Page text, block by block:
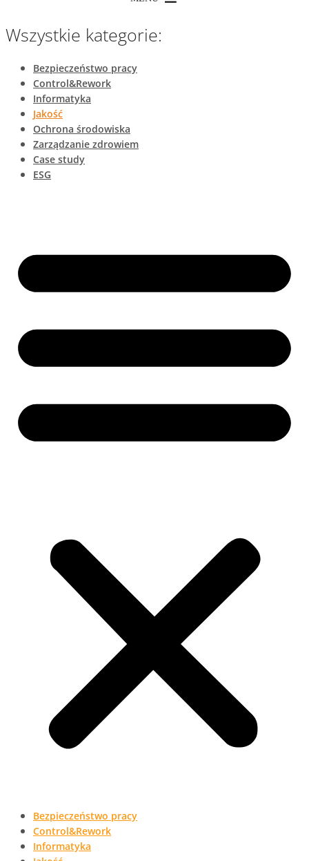
Wszystkie kategorie:
Bezpieczeństwo pracy
Control&Rework
Informatyka
Jakość
Ochrona środowiska
Zarządzanie zdrowiem
Case study
ESG
Bezpieczeństwo pracy
Control&Rework
Informatyka